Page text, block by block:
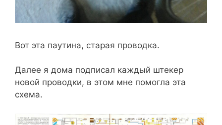
Вот эта паутина, старая проводка.
Далее я дома подписал каждый штекер
новой проводки, в этом мне помогла эта
схема.